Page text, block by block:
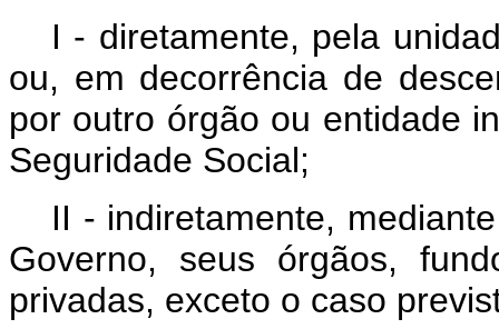
I - diretamente, pela
ou, em decorrência de
por outro órgão ou entidade
Seguridade Social;
II - indiretamente,
Governo, seus órgãos,
privadas, exceto o caso